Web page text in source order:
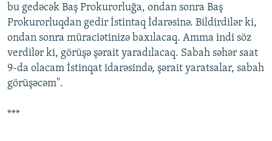
bu gedəcək Baş Prokurorluğa, ondan sonra Baş
Prokurorluqdan gedir İstintaq İdarəsinə. Bildirdilər ki,
ondan sonra müraciətinizə baxılacaq. Amma indi söz
verdilər ki, görüşə şərait yaradılacaq. Sabah səhər saat
9-da olacam İstinqat idarəsində, şərait yaratsalar, sabah
görüşəcəm".
***